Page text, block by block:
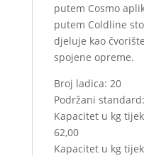
putem Cosmo
putem Coldline
djeluje kao
spojene opreme.
Broj ladica: 20
Podržani
Kapacitet u kg
62,00
Kapacitet u kg